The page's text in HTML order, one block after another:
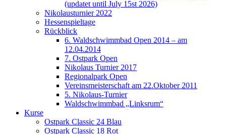
(updatet until July 15st 2026)
Nikolausturnier 2022
Hessenspieltage
Rückblick
6. Waldschwimmbad Open 2014 – am
12.04.2014
7. Ostpark Open
Nikolaus Turnier 2017
Regionalpark Open
Vereinsmeisterschaft am 22.Oktober 2011
5. Nikolaus-Turnier
Waldschwimmbad „Linksrum“
Kurse
Ostpark Classic 24 Blau
Ostpark Classic 18 Rot